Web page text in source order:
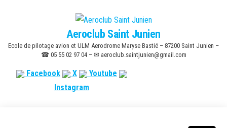
content
Aeroclub Saint Junien
Ecole de pilotage avion et ULM Aerodrome Maryse Bastié – 87200 Saint Junien –
☎ 05 55 02 97 04 – ✉ aeroclub.saintjunien@gmail.com
Facebook X
Youtube
Instagram